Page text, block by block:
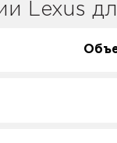
Lexus